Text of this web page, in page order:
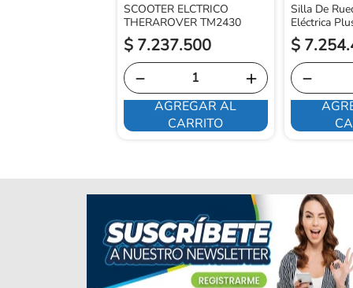
SCOOTER ELCTRICO
THERAROVER TM2430
$ 7.237.500
＋
－
AGREGAR AL
CARRITO
Silla De
Eléctrica
$ 7.254.
－